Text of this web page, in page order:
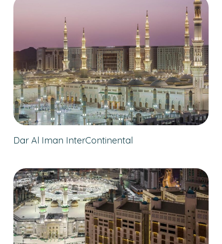
Dar Al Iman InterContinental